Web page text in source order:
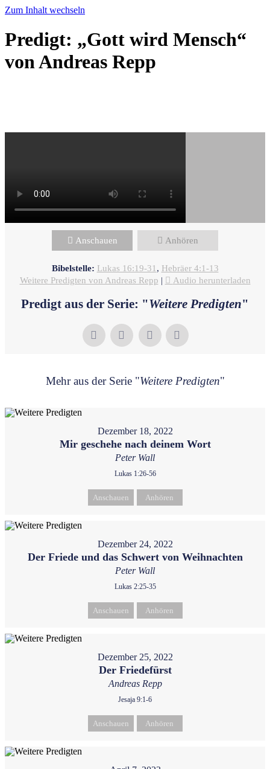
Zum Inhalt wechseln
Predigt: „Gott wird Mensch“
von Andreas Repp
Anschauen Anhören
Bibelstelle: Lukas 16:19-31 , Hebräer 4:1-13
Weitere Predigten von Andreas Repp | Audio herunterladen
Predigt aus der Serie: "Weitere Predigten"
Mehr aus der Serie "Weitere Predigten"
Dezember 18, 2022
Mir geschehe nach deinem Wort
Peter Wall
Lukas 1:26-56
Anschauen Anhören
Dezember 24, 2022
Der Friede und das Schwert von Weihnachten
Peter Wall
Lukas 2:25-35
Anschauen Anhören
Dezember 25, 2022
Der Friedefürst
Andreas Repp
Jesaja 9:1-6
Anschauen Anhören